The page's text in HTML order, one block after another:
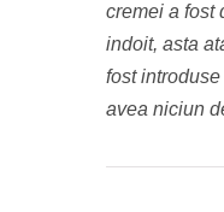
cremei a fost
indoit, asta
fost
avea niciun